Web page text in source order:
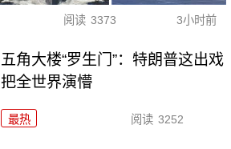
阅读 3373 3小时前
五角大楼“罗生门”：特朗普这出戏
把全世界演懵
最热 阅读 3252